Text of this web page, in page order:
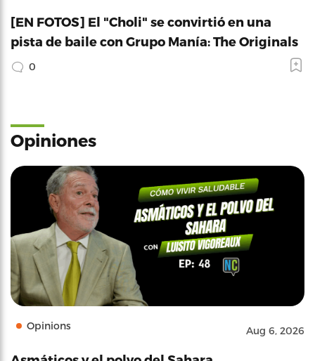
[EN FOTOS] El "Choli" se convirtió en una
pista de baile con Grupo Manía: The Originals
0
Opiniones
Opinions Aug 6, 2026